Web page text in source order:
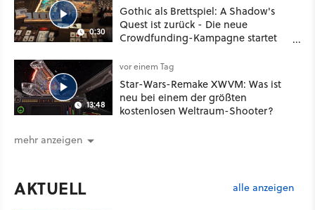
0:30
Gothic als Brettspiel: A Shadow's
Quest ist zurück - Die neue
Crowdfunding-Kampagne startet
13:48
vor einem Tag
Star-Wars-Remake XWVM: Was ist
neu bei einem der größten
kostenlosen Weltraum-Shooter?
mehr anzeigen
AKTUELL alle anzeigen